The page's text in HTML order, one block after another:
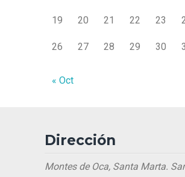
19 20 21 22 23
26 27 28 29 30
« Oct
Dirección
Montes de Oca, Santa Marta.